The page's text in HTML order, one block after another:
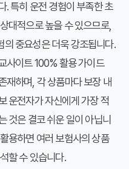
. 특히 운전 경험이 부족한 초
대적으로 높을 수 있으므로,
중요성은 더욱 강조됩니다.
사이트 100% 활용 가이드
재하며, 각 상품마다 보장 내
운전자가 자신에게 가장 적
것은 결코 쉬운 일이 아닙니
용하면 여러 보험사의 상품
할 수 있습니다.